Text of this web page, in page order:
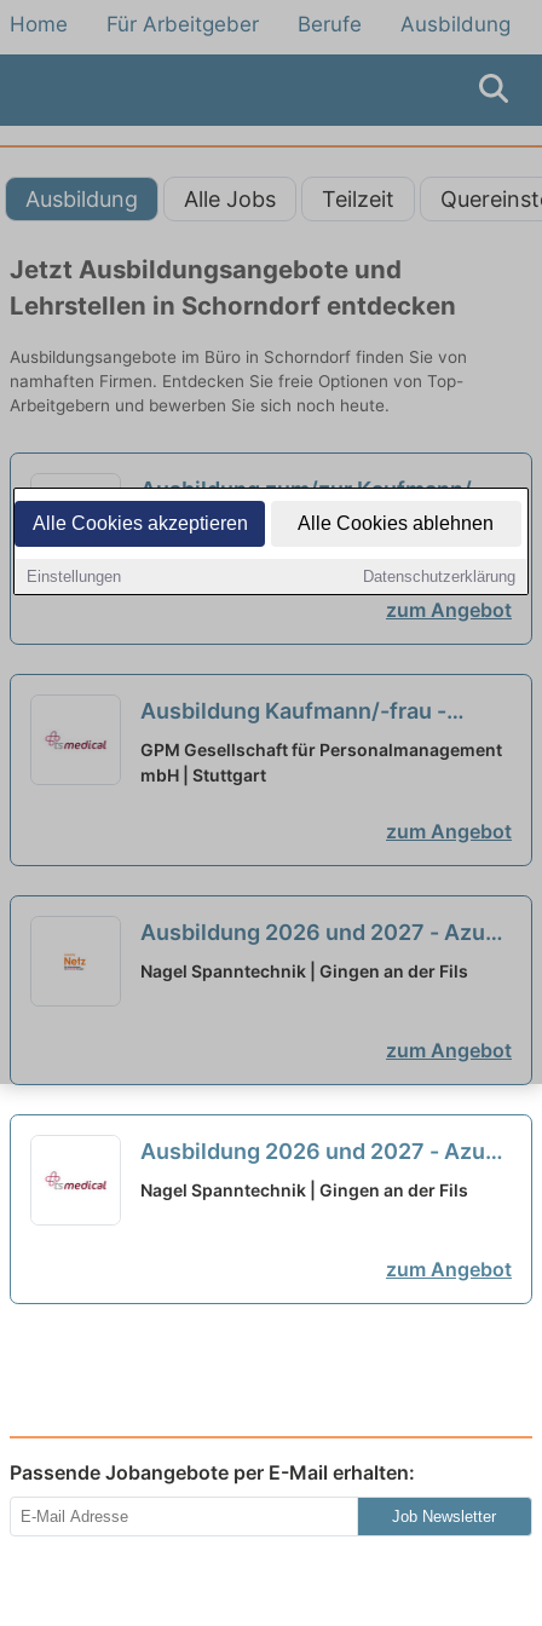
Alle Cookies akzeptieren Alle Cookies ablehnen
Einstellungen Datenschutzerklärung
Home Für Arbeitgeber Berufe Ausbildung
Ausbildung Alle Jobs Teilzeit
Jetzt Ausbildungsangebote und
Lehrstellen in Schorndorf entdecken
Ausbildungsangebote im Büro in Schorndorf finden Sie von
namhaften Firmen. Entdecken Sie freie Optionen von Top-
Arbeitgebern und bewerben Sie sich noch heute.
Ausbildung zum/zur Kaufmann/-
frau für Büromanagement (m/w/d)
Schwerpunkt Finanzen
Deutscher Sparkassen Verlag GmbH |
Stuttgart
zum Angebot
Ausbildung Kaufmann/-frau -
Büromanagement (m/w/d) neu
GPM Gesellschaft für Personalmanagement
mbH | Stuttgart
zum Angebot
Ausbildung 2026 und 2027 - Azubi
Werkzeugmechaniker:in (m/w/d)
Nagel Spanntechnik | Gingen an der Fils
zum Angebot
Ausbildung 2026 und 2027 - Azubi
Werkzeugmechaniker:in (m/w/d)
Nagel Spanntechnik | Gingen an der Fils
zum Angebot
Passende Jobangebote per E-Mail erhalten:
Job Newsletter